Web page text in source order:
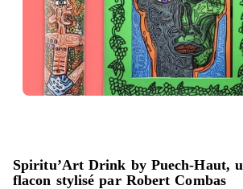
Spiritu’Art Drink by Puech-Haut,
flacon stylisé par Robert Combas